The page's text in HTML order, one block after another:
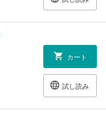
カート
試し読み